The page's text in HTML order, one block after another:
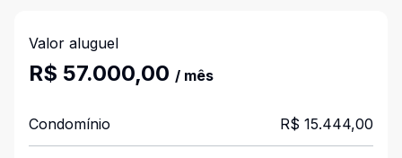
Valor aluguel
R$ 57.000,00 / mês
Condomínio R$ 15.444,00